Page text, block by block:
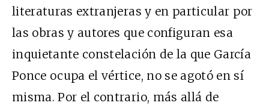
literaturas extranjeras y en particular por
las obras y autores que configuran esa
inquietante constelación de la que García
Ponce ocupa el vértice, no se agotó en sí
misma. Por el contrario, más allá de